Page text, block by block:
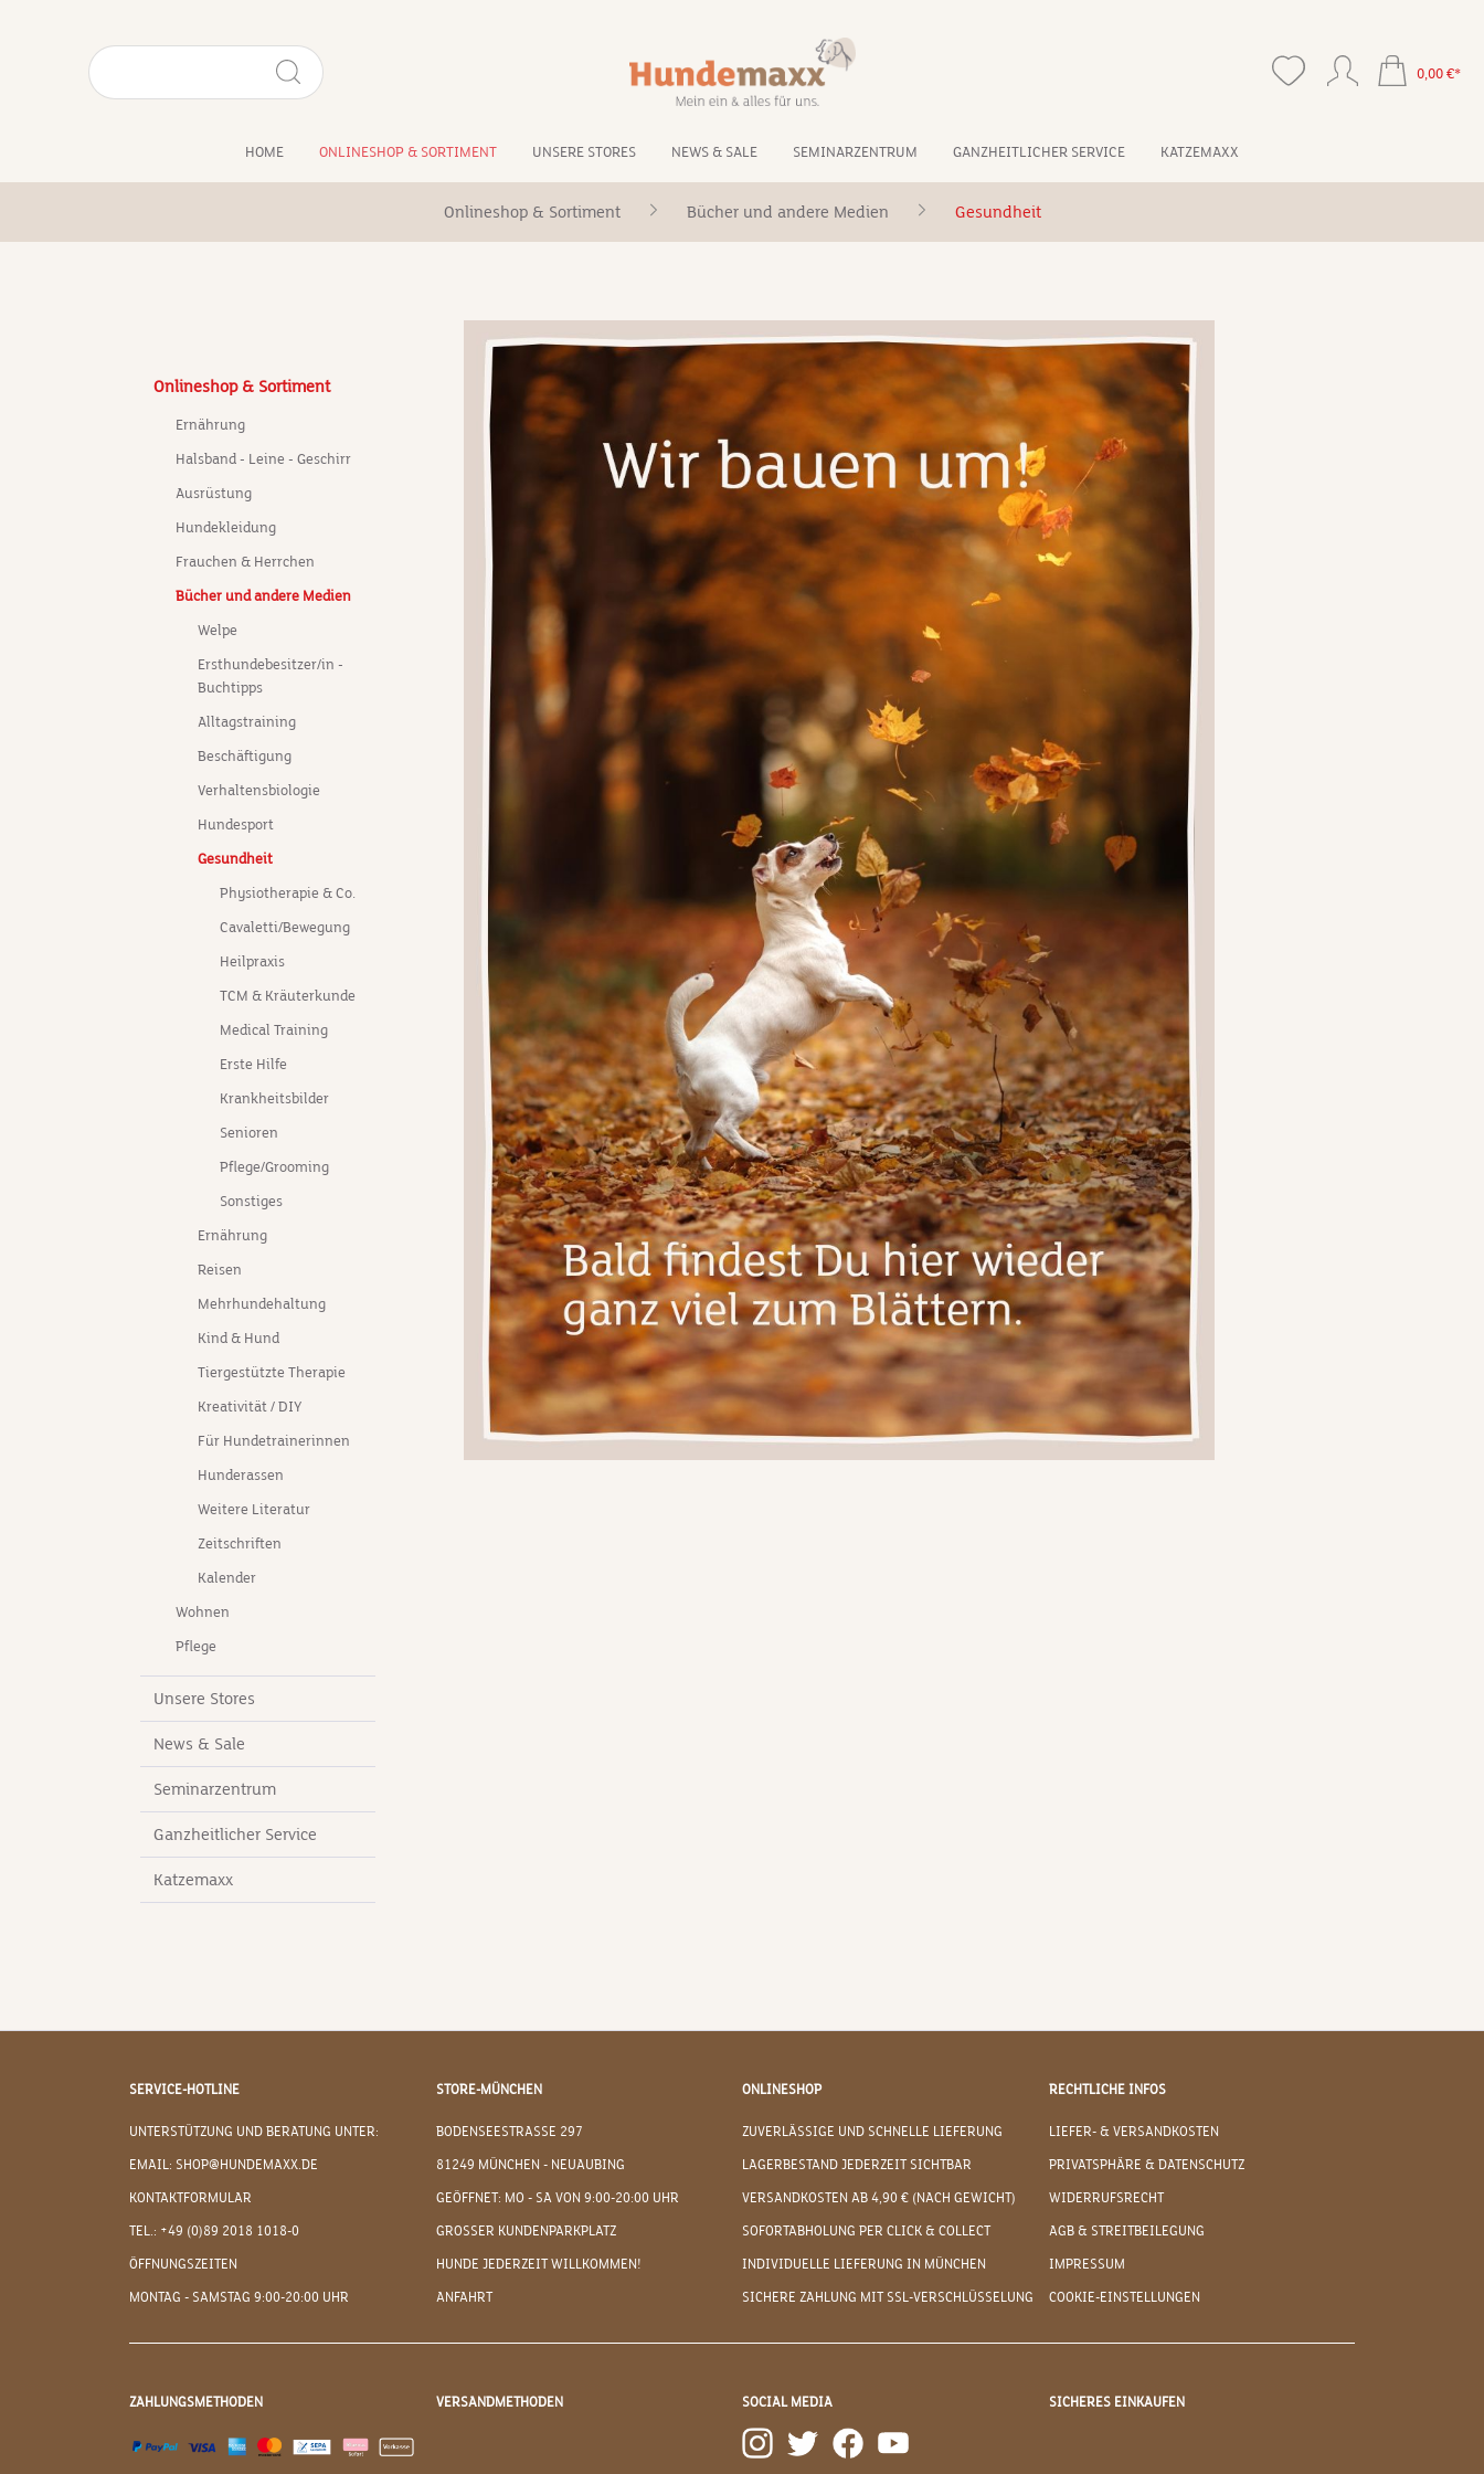
0,00 €*
HOME ONLINESHOP & SORTIMENT UNSERE STORES NEWS & SALE SEMINARZENTRUM GANZHEITLICHER SERVICE KATZEMAXX
Onlineshop & Sortiment Bücher und andere Medien Gesundheit
Onlineshop & Sortiment
Ernährung
Halsband - Leine - Geschirr
Ausrüstung
Hundekleidung
Frauchen & Herrchen
Bücher und andere Medien
Welpe
Ersthundebesitzer/in -
Buchtipps
Alltagstraining
Beschäftigung
Verhaltensbiologie
Hundesport
Gesundheit
Physiotherapie & Co.
Cavaletti/Bewegung
Heilpraxis
TCM & Kräuterkunde
Medical Training
Erste Hilfe
Krankheitsbilder
Senioren
Pflege/Grooming
Sonstiges
Ernährung
Reisen
Mehrhundehaltung
Kind & Hund
Tiergestützte Therapie
Kreativität / DIY
Für Hundetrainerinnen
Hunderassen
Weitere Literatur
Zeitschriften
Kalender
Wohnen
Pflege
Unsere Stores
News & Sale
Seminarzentrum
Ganzheitlicher Service
Katzemaxx
SERVICE-HOTLINE
UNTERSTÜTZUNG UND BERATUNG UNTER:
EMAIL: SHOP@HUNDEMAXX.DE
KONTAKTFORMULAR
TEL.: +49 (0)89 2018 1018-0
ÖFFNUNGSZEITEN
MONTAG - SAMSTAG 9:00-20:00 UHR
STORE-MÜNCHEN
BODENSEESTRASSE 297
81249 MÜNCHEN - NEUAUBING
GEÖFFNET: MO - SA VON 9:00-20:00 UHR
GROSSER KUNDENPARKPLATZ
HUNDE JEDERZEIT WILLKOMMEN!
ANFAHRT
ONLINESHOP
ZUVERLÄSSIGE UND SCHNELLE LIEFERUNG
LAGERBESTAND JEDERZEIT SICHTBAR
VERSANDKOSTEN AB 4,90 € (NACH GEWICHT)
SOFORTABHOLUNG PER CLICK & COLLECT
INDIVIDUELLE LIEFERUNG IN MÜNCHEN
SICHERE ZAHLUNG MIT SSL-VERSCHLÜSSELUNG
RECHTLICHE INFOS
LIEFER- & VERSANDKOSTEN
PRIVATSPHÄRE & DATENSCHUTZ
WIDERRUFSRECHT
AGB & STREITBEILEGUNG
IMPRESSUM
COOKIE-EINSTELLUNGEN
ZAHLUNGSMETHODEN VERSANDMETHODEN SOCIAL MEDIA SICHERES EINKAUFEN